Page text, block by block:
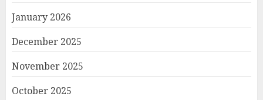
January 2026
December 2025
November 2025
October 2025